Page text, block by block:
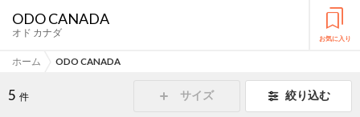
ODO CANADA
オド カナダ お気に入り
ホーム ODO CANADA
5 件 サイズ 絞り込む